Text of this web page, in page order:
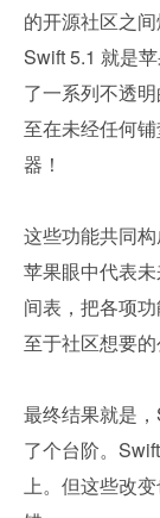
的开源社区之间
Swift 5.1 就是
了一系列不透
至在未经任何
器！
这些功能共同
苹果眼中代表
间表，把各项
至于社区想要的
最终结果就是
了个台阶。
上。但这些改